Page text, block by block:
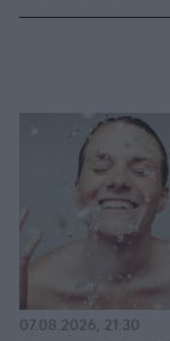
07.08.2026, 21:30